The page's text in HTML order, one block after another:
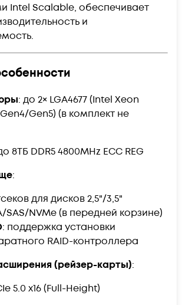
Intel Scalable, обеспечивает
и
: до 2× LGA4677 (Intel Xeon
Gen5) (в комплект не
8ТБ DDR5 4800MHz ECC REG
:
для дисков 2,5"/3,5"
SAS/NVMe (в передней корзине)
: поддержка установки
RAID-контроллера
(рейзер-карты):
5.0 x16 (Full-Height)